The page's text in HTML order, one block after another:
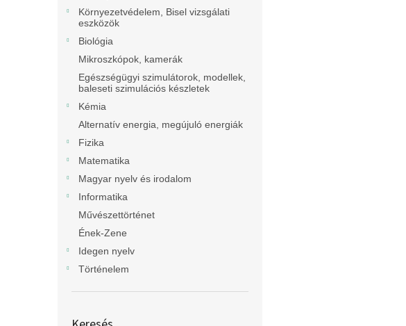
Környezetvédelem, Bisel vizsgálati
eszközök
Biológia
Mikroszkópok, kamerák
Egészségügyi szimulátorok, modellek,
baleseti szimulációs készletek
Kémia
Alternatív energia, megújuló energiák
Fizika
Matematika
Magyar nyelv és irodalom
Informatika
Művészettörténet
Ének-Zene
Idegen nyelv
Történelem